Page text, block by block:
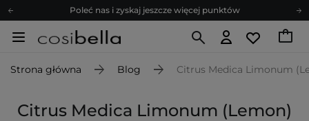
Poleć nas i zyskaj jeszcze więcej punktów
Zapisz się na newsletter pełen porad
Z nami to możliwe! Realizacja zamówienia do 24h.
Zapisz się na newsletter pełen porad
Strona główna Blog Citrus Medica Limonum
Citrus Medica Limonum (Lemon)